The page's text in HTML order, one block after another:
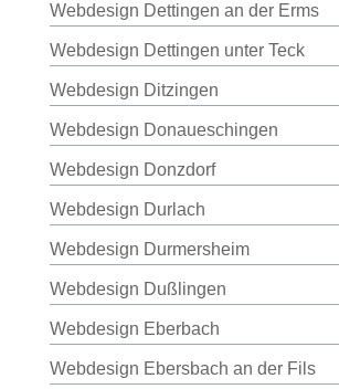
Webdesign Dettingen an der Erms
Webdesign Dettingen unter Teck
Webdesign Ditzingen
Webdesign Donaueschingen
Webdesign Donzdorf
Webdesign Durlach
Webdesign Durmersheim
Webdesign Dußlingen
Webdesign Eberbach
Webdesign Ebersbach an der Fils